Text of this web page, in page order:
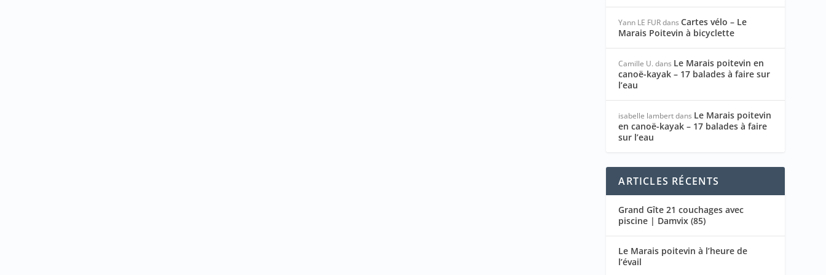
Yann LE FURdansCartes vélo – Le
Marais Poitevin à bicyclette
Camille U. dans Le Marais poitevin en
canoë-kayak – 17 balades à faire sur
l’eau
isabelle lambertdans Le Marais poitevin
en canoë-kayak – 17 balades à faire
sur l’eau
ARTICLES RÉCENTS
Grand Gîte 21 couchages avec
piscine | Damvix (85)
Le Marais poitevin à l’heure de
l’évail